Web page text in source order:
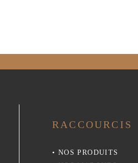
RACCOURCIS
• NOS PRODUITS